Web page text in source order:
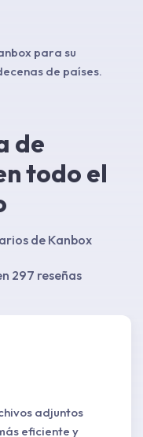
para su
de países.
de
todo el
de Kanbox
297 reseñas
adjuntos
eficiente y